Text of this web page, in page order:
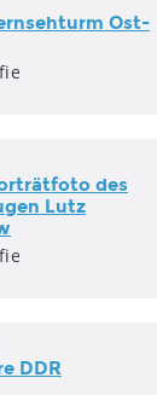
Ost-
des
Lutz
DDR